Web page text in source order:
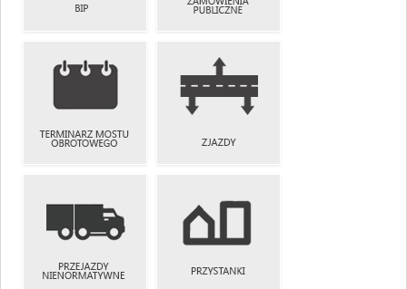
ZAMÓWIENIA
PUBLICZNE
TERMINARZ
MOSTU
ZJAZDY